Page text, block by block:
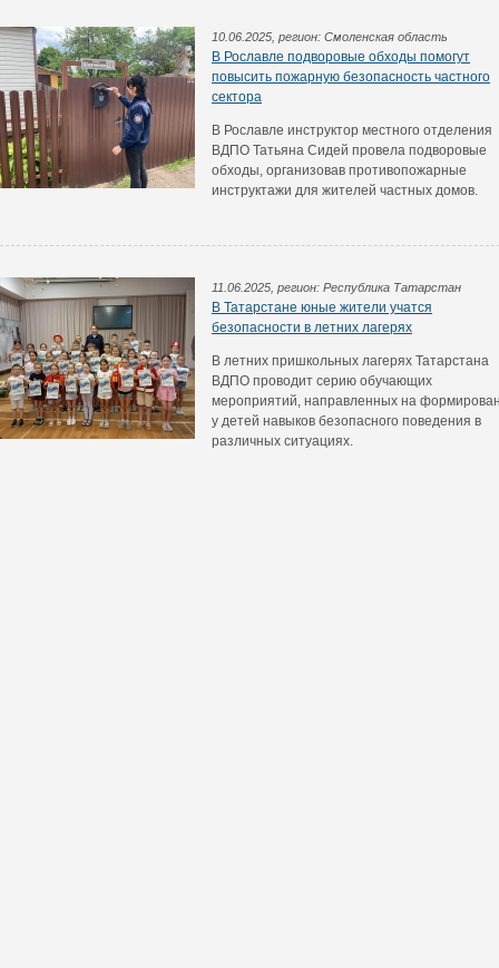
10.06.2025, регион: Смоленская область
В Рославле подворовые обходы помогут
повысить пожарную безопасность частного
сектора
В Рославле инструктор местного отделения
ВДПО Татьяна Сидей провела подворовые
обходы, организовав противопожарные
инструктажи для жителей частных домов.
11.06.2025, регион: Республика Татарстан
В Татарстане юные жители учатся
безопасности в летних лагерях
В летних пришкольных лагерях Татарстана
ВДПО проводит серию обучающих
мероприятий, направленных на
у детей навыков безопасного поведения в
различных ситуациях.